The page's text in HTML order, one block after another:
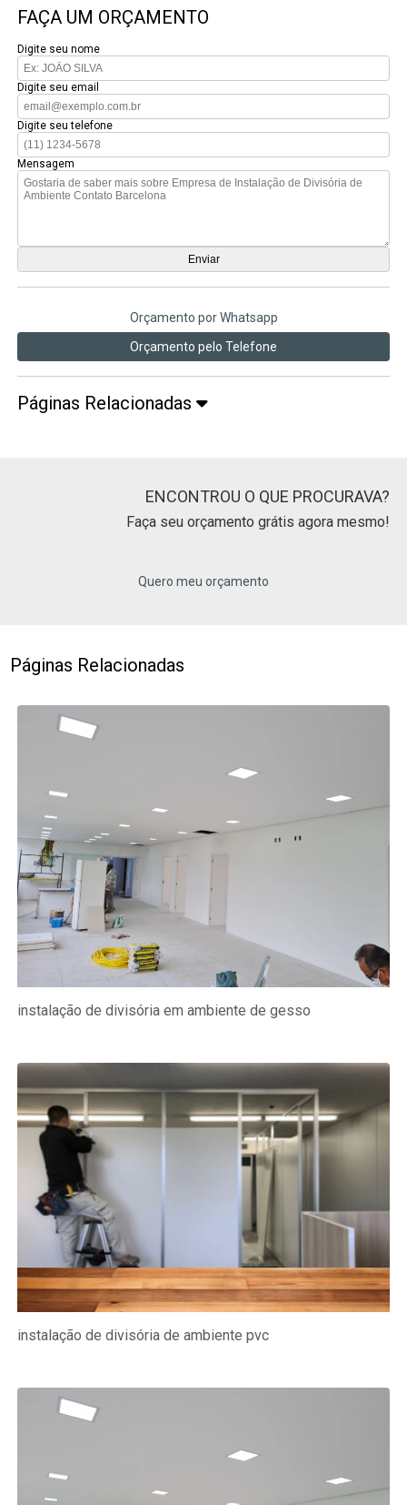
FAÇA UM ORÇAMENTO
Digite seu nome
Digite seu email
Digite seu telefone
Mensagem
Orçamento por Whatsapp
Orçamento pelo Telefone
Páginas Relacionadas
ENCONTROU O QUE PROCURAVA?
Faça seu orçamento grátis agora mesmo!
Quero meu orçamento
Páginas Relacionadas
instalação de divisória em ambiente de gesso
instalação de divisória de ambiente pvc